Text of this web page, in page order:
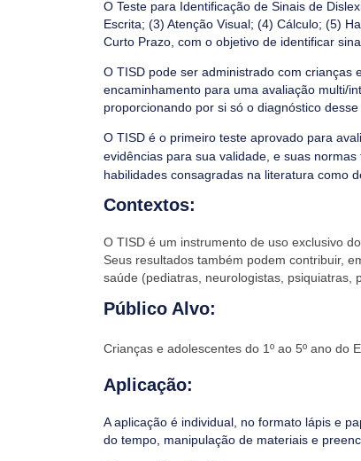
O Teste para Identificação de Sinais de
Escrita; (3) Atenção Visual; (4) Cálculo; (5)
Curto Prazo, com o objetivo de identificar
O TISD pode ser administrado com crianças
encaminhamento para uma avaliação multi/
proporcionando por si só o diagnóstico desse
O TISD é o primeiro teste aprovado para
evidências para sua validade, e suas
habilidades consagradas na literatura como
Contextos:
O TISD é um instrumento de uso exclusivo
Seus resultados também podem contribuir,
saúde (pediatras, neurologistas, psiquiatras,
Público Alvo:
Crianças e adolescentes do 1º ao 5º ano do
Aplicação:
A aplicação é individual, no formato lápis e
do tempo, manipulação de materiais e